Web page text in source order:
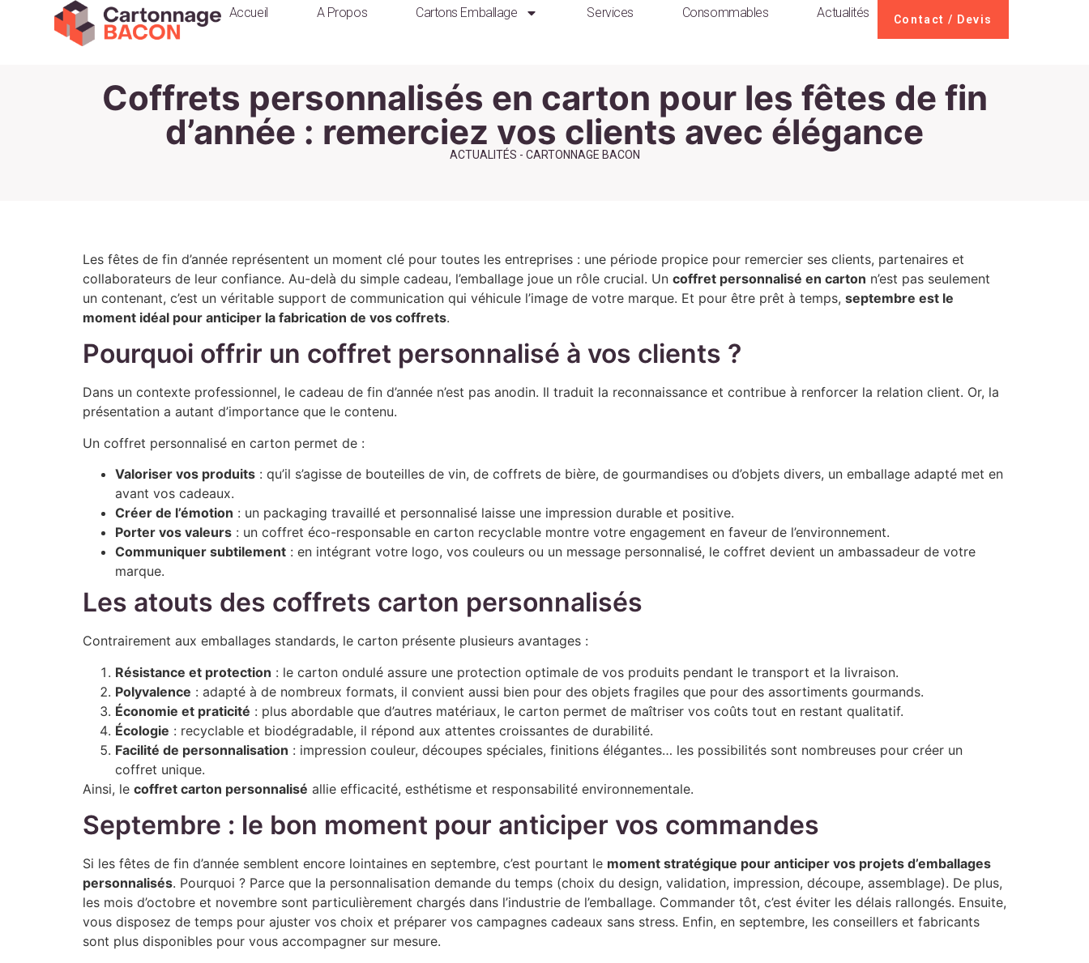
Accueil A Propos Cartons Emballage Services Consommables Actualités Contact / Devis
Coffrets personnalisés en carton pour les fêtes de fin
d’année : remerciez vos clients avec élégance
ACTUALITÉS - CARTONNAGE BACON
Les fêtes de fin d’année représentent un moment clé pour toutes les entreprises : une période propice pour remercier ses clients, partenaires et
collaborateurs de leur confiance. Au-delà du simple cadeau, l’emballage joue un rôle crucial. Un coffret personnalisé en carton n’est pas seulement
un contenant, c’est un véritable support de communication qui véhicule l’image de votre marque. Et pour être prêt à temps, septembre est le
moment idéal pour anticiper la fabrication de vos coffrets.
Pourquoi offrir un coffret personnalisé à vos clients ?
Dans un contexte professionnel, le cadeau de fin d’année n’est pas anodin. Il traduit la reconnaissance et contribue à renforcer la relation client. Or, la
présentation a autant d’importance que le contenu.
Un coffret personnalisé en carton permet de :
Valoriser vos produits : qu’il s’agisse de bouteilles de vin, de coffrets de bière, de gourmandises ou d’objets divers, un emballage adapté met en
avant vos cadeaux.
Créer de l’émotion : un packaging travaillé et personnalisé laisse une impression durable et positive.
Porter vos valeurs : un coffret éco-responsable en carton recyclable montre votre engagement en faveur de l’environnement.
Communiquer subtilement : en intégrant votre logo, vos couleurs ou un message personnalisé, le coffret devient un ambassadeur de votre
marque.
Les atouts des coffrets carton personnalisés
Contrairement aux emballages standards, le carton présente plusieurs avantages :
Résistance et protection : le carton ondulé assure une protection optimale de vos produits pendant le transport et la livraison.
Polyvalence : adapté à de nombreux formats, il convient aussi bien pour des objets fragiles que pour des assortiments gourmands.
Économie et praticité : plus abordable que d’autres matériaux, le carton permet de maîtriser vos coûts tout en restant qualitatif.
Écologie : recyclable et biodégradable, il répond aux attentes croissantes de durabilité.
Facilité de personnalisation : impression couleur, découpes spéciales, finitions élégantes… les possibilités sont nombreuses pour créer un
coffret unique.
Ainsi, le coffret carton personnalisé allie efficacité, esthétisme et responsabilité environnementale.
Septembre : le bon moment pour anticiper vos commandes
Si les fêtes de fin d’année semblent encore lointaines en septembre, c’est pourtant le moment stratégique pour anticiper vos projets d’emballages
personnalisés. Pourquoi ? Parce que la personnalisation demande du temps (choix du design, validation, impression, découpe, assemblage). De plus,
les mois d’octobre et novembre sont particulièrement chargés dans l’industrie de l’emballage. Commander tôt, c’est éviter les délais rallongés. Ensuite,
vous disposez de temps pour ajuster vos choix et préparer vos campagnes cadeaux sans stress. Enfin, en septembre, les conseillers et fabricants
sont plus disponibles pour vous accompagner sur mesure.